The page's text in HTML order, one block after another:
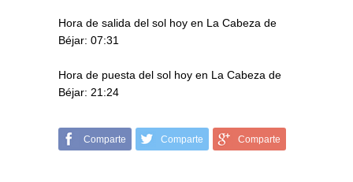
Hora de salida del sol hoy en La Cabeza de
Béjar: 07:31
Hora de puesta del sol hoy en La Cabeza de
Béjar: 21:24
Comparte Comparte Comparte